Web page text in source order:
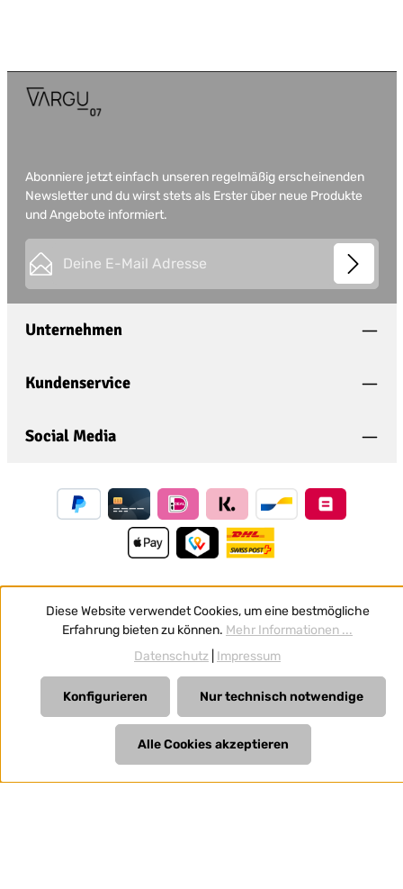
Abonniere jetzt einfach unseren regelmäßig erscheinenden
Newsletter und du wirst stets als Erster über neue Produkte
und Angebote informiert.
Datenschutz
Ich habe die
bin mit ihnen einverstanden.
Die mit einem Stern (*) markierten Felder sind
Unternehmen
Kundenservice
Social Media
Vertrag widerrufen
und ggf. Nachnahmegebühren, wenn nicht anders
angegeben.
Diese Website verwendet Cookies, um eine bestmögliche
Erfahrung bieten zu können. Mehr Informationen ...
Datenschutz Impressum
Nur technisch notwendige
Konfigurieren
Alle Cookies akzeptieren